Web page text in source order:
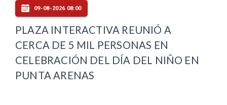
09-08-2026 08:00
PLAZA INTERACTIVA REUNIÓ A
CERCA DE 5 MIL PERSONAS EN
CELEBRACIÓN DEL DÍA DEL NIÑO EN
PUNTA ARENAS